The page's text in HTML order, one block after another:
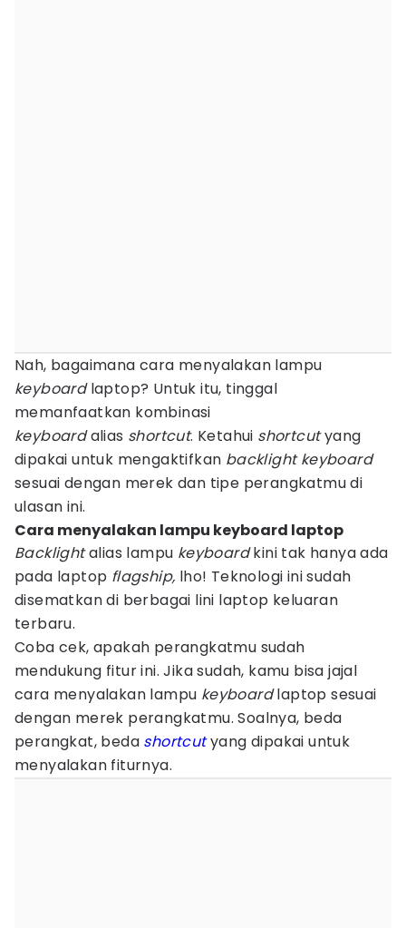
Nah, bagaimana cara menyalakan lampu
keyboardlaptop? Untuk itu, tinggal
memanfaatkan kombinasi
keyboardalias shortcut. Ketahui shortcutyang
dipakai untuk mengaktifkan backlight keyboard
sesuai dengan merek dan tipe perangkatmu di
ulasan ini.
Cara menyalakan lampu keyboard laptop
Backlightalias lampu keyboardkini tak hanya ada
pada laptop flagship, lho! Teknologi ini sudah
disematkan di berbagai lini laptop keluaran
terbaru.
Coba cek, apakah perangkatmu sudah
mendukung fitur ini. Jika sudah, kamu bisa jajal
cara menyalakan lampu keyboardlaptop sesuai
dengan merek perangkatmu. Soalnya, beda
perangkat, beda shortcutyang dipakai untuk
menyalakan fiturnya.